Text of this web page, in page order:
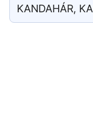
KANDAHÁR,